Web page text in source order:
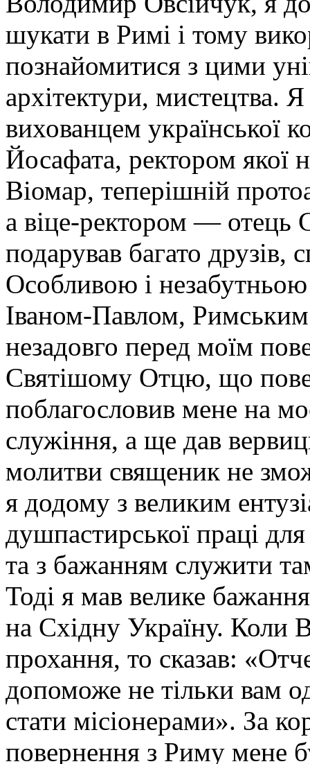
шукати в Римі і тому
познайомитися з цими
архітектури, мистецтва.
вихованцем української
Йосафата, ректором якої
Віомар, теперішній
а віце-ректором — отець
подарував багато друзів,
Особливою і незабутньою
Іваном-Павлом,
незадовго перед моїм
Святішому Отцю, що
поблагословив мене на
служіння, а ще дав
молитви священик не
я додому з великим
душпастирської праці для
та з бажанням служити
Тоді я мав велике
на Східну Україну. Коли
прохання, то сказав:
допоможе не тільки вам
стати місіонерами». За
повернення з Риму мене